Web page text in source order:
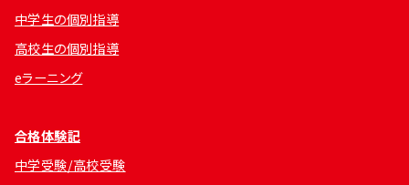
中学生の個別指導
高校生の個別指導
eラーニング
合格体験記
中学受験/高校受験